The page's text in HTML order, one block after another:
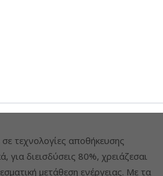
να γίνεται πιο σημαντική η ανάγκη
και σε υπερημερήσιο ορίζοντα.
καλυφθεί, επομένως δεν θα
εντάσεως ισχύος και όχι ενέργειας.
θα εκμηδενιστούν τα έσοδα από
πρόβλημα της μετάθεσης
τεχνολογίες αποθήκευσης
για διεισδύσεις 80%, χρειάζεσαι
μετάθεση ενέργειας. Με τα